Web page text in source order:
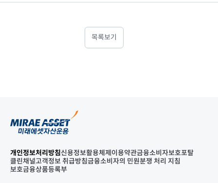
목록보기
개인정보처리방침신용정보활용체제 이용약관금융소비자보호포탈
클린채널고객정보 취급방침금융소비자의 민원분쟁 처리 지침
보호금융상품등록부